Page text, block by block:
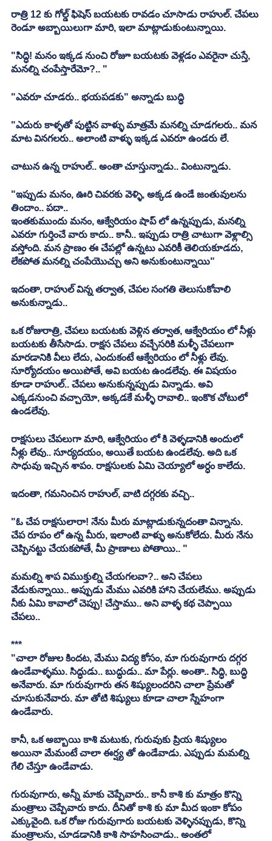
రాత్రి 12 కు గోల్డ్ ఫిషెస్ బయటకు రావడం చూసాడు రాహుల్. చేపలు
రెండూ అబ్బాయిలుగా మారి, ఇలా మాట్లాడుకుంటున్నాయి.
"సిద్ధి! మనం ఇక్కడ నుంచి రోజూ బయటకు వెళ్లడం ఎవరైనా చుస్తే,
మనల్ని చంపేస్తారేమో?.. "
"ఎవరూ చూడరు.. భయపడకు" అన్నాడు బుద్ధి
"ఎదురు కాళ్ళతో పుట్టిన వాళ్ళు మాత్రమే మనల్ని చూడగలరు.. మన
మాట వినగలరు.. అలాంటి వాళ్ళు ఇక్కడ ఎవరూ ఉండరు లే.
చాటున ఉన్న రాహుల్.. అంతా చూస్తున్నాడు.. వింటున్నాడు.
"ఇప్పుడు మనం, ఊరి చివరకు వెళ్ళి, అక్కడ ఉండే జంతువులను
తిందాం.. పదా..
ఇంతకుముందు మనం, ఆక్వేరియం షాప్ లో ఉన్నప్పుడు, మనల్ని
ఎవరూ గుర్తించే వారు కాదు.. కానీ.. ఇప్పుడు రాత్రి చాటుగా వెళ్లాల్సి
వస్తోంది. మన ప్రాణం ఈ చేపల్లో ఉన్నటు ఎవరికీ తెలియకూడదు,
లేకపోత మనల్ని చంపేయొచ్చు అని అనుకుంటున్నాయి"
ఇదంతా, రాహుల్ విన్న తర్వాత, చేపల సంగతి తెలుసుకోవాలి
అనుకున్నాడు..
ఒక రోజురాత్రి, చేపలు బయటకు వెళ్లిన తర్వాత, ఆక్వేరియం లో నీళ్లు
బయటకు తీసేసాడు. రాక్షస చేపలు వచ్చేసరికి మళ్ళీ చేపలుగా
మారడానికి వీలు లేదు, ఎందుకంటే ఆక్వేరియం లో నీళ్లు లేవు.
సూర్యోదయం అయిపోతే, అవి బయట ఉండలేవు. ఈ విషయం
కూడా రాహుల్.. చేపలు అనుకున్నప్పుడు విన్నాడు. అవి
ఎక్కడనుంచి వచ్చాయో, అక్కడకే మళ్ళీ రావాలి.. ఇంకొక చోటులో
ఉండలేవు.
రాక్షసులు చేపలుగా మారి, ఆక్వేరియం లో కి వెళ్ళడానికి అందులో
నీళ్లు లేవు.. సూర్యదయం, అయితే బయట ఉండలేవు. అది ఒక
సాధువు ఇచ్చిన శాపం. రాక్షసులకు ఏమి చెయ్యాలో అర్ధం కాలేదు.
ఇదంతా, గమనించిన రాహుల్, వాటి దగ్గరకు వచ్చి..
"ఓ చేప రాక్షసులారా! నేను మీరు మాట్లాడుకున్నదంతా విన్నాను.
చేప రూపం లో ఉన్న మీరు, ఇలాంటి వాళ్ళు అనుకోలేదు. మీరు నేను
చెప్పినట్టు చేయకపోతే, మీ ప్రాణాలు పోతాయి.. "
మమల్ని శాప విముక్తుల్ని చేయగలవా?.. అని చేపలు
వేడుకున్నాయి.. అప్పుడు మేము ఎవరికి హాని చేయలేము. అప్పుడు
నీకు ఏమి కావాలో చెప్పు! చేస్తాము.. అని వాళ్ళ కథ చెప్పాయి
చేపలు..
***
"చాలా రోజుల కిందట, మేము విద్య కోసం, మా గురువుగారు దగ్గర
ఉండేవాళ్ళము. సిద్ధుడు.. బుద్ధుడు.. మా పేర్లు. అంతా.. సిద్ధి, బుద్ధి
అనేవారు. మా గురువుగారు తన శిష్యులందరిని చాలా ప్రేమతో
చూసుకునేవారు. మా తోటి శిష్యులు కూడా చాలా స్నేహంగా
ఉండేవారు.
కానీ, ఒక అబ్బాయి కాశి మటుకు, గురువుకు ప్రియ శిష్యులం
అయినా మేమంటే చాలా ఈర్ష్య తో ఉండేవాడు. ఎప్పుడు మమల్ని
గేలి చేస్తూ ఉండేవాడు.
గురువుగారు, అన్నీ మాకు చెప్పేవారు.. కానీ కాశి కు మాత్రం కొన్ని
మంత్రాలు చెప్పేవారు కాదు. దీనితో కాశి కు మా మీద ఇంకా కోపం
ఎక్కువైంది. ఒక రోజు గురువుగారు బయటకు వెళ్ళినప్పుడు, కొన్ని
మంత్రాలను, చూడడానికి కాశి సాహసించాడు.. అంతలో